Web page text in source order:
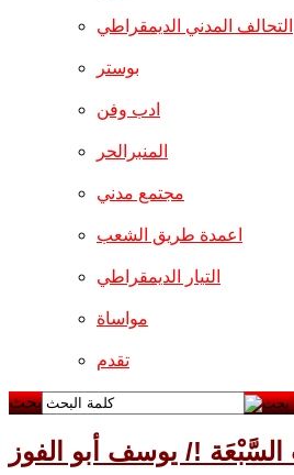
التحالف المدني الديمقراطي
بوستر
ادب وفن
المنبرالحر
مجتمع مدني
اعمدة طريق الشعب
التيار الديمقراطي
مواساة
تقدم
بحث
!/ يوسف أبو الفوز